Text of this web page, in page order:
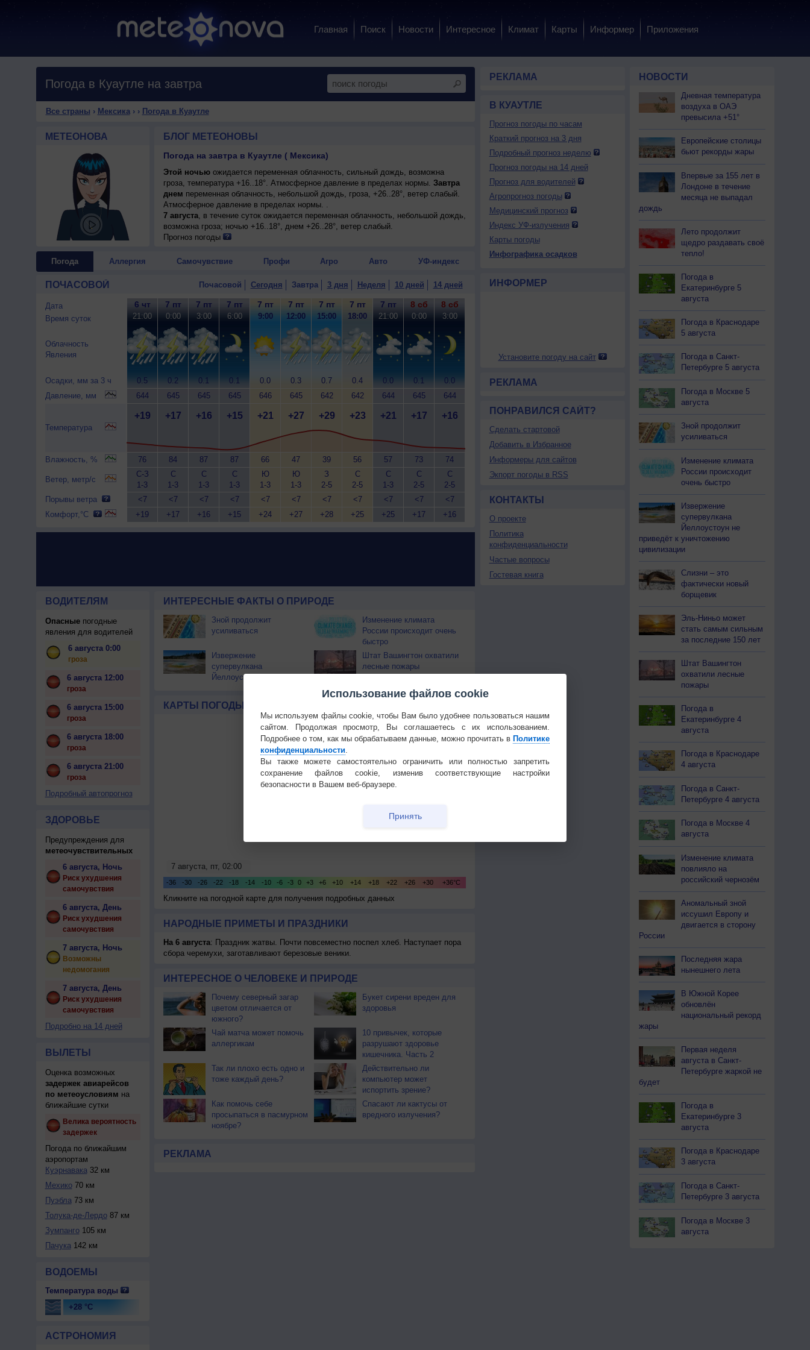
Главная Поиск Новости Интересное Климат Карты Информер Приложения
Погода в Куаутле на завтра
Все страны › Мексика› › Погода в Куаутле
МЕТЕОНОВА БЛОГ МЕТЕОНОВЫ
Погода на завтра в Куаутле ( Мексика)
Этой ночьюожидается переменная облачность, сильный дождь, возможна
гроза, температура +16..18°. Атмосферное давление в пределах нормы. Завтра
днем переменная облачность, небольшой дождь, гроза, +26..28°, ветер слабый.
Атмосферное давление в пределах нормы. .
7 августа, в течение суток ожидается переменная облачность, небольшой дождь,
возможна гроза; ночью +16..18°, днем +26..28°, ветер слабый.
Прогноз погоды
Погода Аллергия Самочувствие Профи Агро Авто УФ-индекс
ПОЧАСОВОЙ Почасовой Сегодня Завтра 3 дня Неделя 10 дней 14 дней
Дата
Время суток
Облачность
Явления
Осадки, мм за 3 ч
Давление, мм
Температура
Влажность, %
Ветер, метр/с
Порывы ветра
Комфорт,°C
6 чт
21:00
0.5
644
+19
76
С-З
1-3
<7
+19
7 пт
0:00
0.2
645
+17
84
С
1-3
<7
+17
7 пт
3:00
0.1
645
+16
87
С
1-3
<7
+16
7 пт
6:00
0.1
645
+15
87
С
1-3
<7
+15
7 пт
9:00
0.0
646
+21
66
Ю
1-3
<7
+24
7 пт
12:00
0.3
645
+27
47
Ю
1-3
<7
+27
7 пт
15:00
0.7
642
+29
39
З
2-5
<7
+28
7 пт
18:00
0.4
642
+23
56
С
2-5
<7
+25
7 пт
21:00
0.0
644
+21
57
С
1-3
<7
+25
8 сб
0:00
0.1
645
+17
73
С
2-5
<7
+17
8 сб
3:00
0.0
644
+16
74
С
2-5
<7
+16
ВОДИТЕЛЯМ
Опасныепогодные
явления для водителей
6 августа 0:00
гроза
6 августа 12:00
гроза
6 августа 15:00
гроза
6 августа 18:00
гроза
6 августа 21:00
гроза
Подробный автопрогноз
ЗДОРОВЬЕ
Предупреждения для
метеочувствительных
6 августа, Ночь
Риск ухудшения
самочувствия
6 августа, День
Риск ухудшения
самочувствия
7 августа, Ночь
Возможны
недомогания
7 августа, День
Риск ухудшения
самочувствия
Подробно на 14 дней
ВЫЛЕТЫ
Оценка возможных
задержек авиарейсов
по метеоусловиям на
ближайшие сутки
Велика вероятность
задержек
Погода по ближайшим
аэропортам
Куэрнавака32 км
Мехико70 км
Пуэбла73 км
Толука-де-Лердо87 км
Зумпанго105 км
Пачука142 км
ВОДОЕМЫ
Температура воды
+28 °C
АСТРОНОМИЯ
ИНТЕРЕСНЫЕ ФАКТЫ О ПРИРОДЕ
Зной продолжит
усиливаться
Изменение климата
России происходит очень
быстро
Извержение
супервулкана
Йеллоустоун не приведёт
Штат Вашингтон охватили
лесные пожары
КАРТЫ ПОГОДЫ
Кликните на погодной карте для получения подробных данных
НАРОДНЫЕ ПРИМЕТЫ И ПРАЗДНИКИ
На 6 августа: Праздник жатвы. Почти повсеместно поспел хлеб. Наступает пора
сбора черемухи, заготавливают березовые веники.
ИНТЕРЕСНОЕ О ЧЕЛОВЕКЕ И ПРИРОДЕ
Почему северный загар
цветом отличается от
южного?
Букет сирени вреден для
здоровья
Чай матча может помочь
аллергикам
10 привычек, которые
разрушают здоровье
кишечника. Часть 2
Так ли плохо есть одно и
тоже каждый день?
Действительно ли
компьютер может
испортить зрение?
Как помочь себе
просыпаться в пасмурном
ноябре?
Спасают ли кактусы от
вредного излучения?
РЕКЛАМА
РЕКЛАМА
В КУАУТЛЕ
Прогноз погоды по часам
Краткий прогноз на 3 дня
Подробный прогноз неделю
Прогноз погоды на 14 дней
Прогноз для водителей
Агропрогноз погоды
Медицинский прогноз
Индекс УФ-излучения
Карты погоды
Инфографика осадков
ИНФОРМЕР
Установите погоду на сайт
РЕКЛАМА
ПОНРАВИЛСЯ САЙТ?
Сделать стартовой
Добавить в Избранное
Информеры для сайтов
Экпорт погоды в RSS
КОНТАКТЫ
О проекте
Политика
конфиденциальности
Частые вопросы
Гостевая книга
НОВОСТИ
Дневная температура
воздуха в ОАЭ
превысила +51°
Европейские столицы
бьют рекорды жары
Впервые за 155 лет в
Лондоне в течение
месяца не выпадал
дождь
Лето продолжит
щедро раздавать своё
тепло!
Погода в
Екатеринбурге 5
августа
Погода в Краснодаре
5 августа
Погода в Санкт-
Петербурге 5 августа
Погода в Москве 5
августа
Зной продолжит
усиливаться
Изменение климата
России происходит
очень быстро
Извержение
супервулкана
Йеллоустоун не
приведёт к уничтожению
цивилизации
Слизни – это
фактически новый
борщевик
Эль-Ниньо может
стать самым сильным
за последние 150 лет
Штат Вашингтон
охватили лесные
пожары
Погода в
Екатеринбурге 4
августа
Погода в Краснодаре
4 августа
Погода в Санкт-
Петербурге 4 августа
Погода в Москве 4
августа
Изменение климата
повлияло на
российский чернозём
Аномальный зной
иссушил Европу и
двигается в сторону
России
Последняя жара
нынешнего лета
В Южной Корее
обновлён
национальный рекорд
жары
Первая неделя
августа в Санкт-
Петербурге жаркой не
будет
Погода в
Екатеринбурге 3
августа
Погода в Краснодаре
3 августа
Погода в Санкт-
Петербурге 3 августа
Погода в Москве 3
августа
Использование файлов cookie
Мы используем файлы cookie, чтобы Вам было удобнее пользоваться нашим
сайтом. Продолжая просмотр, Вы соглашаетесь с их использованием.
Подробнее о том, как мы обрабатываем данные, можно прочитать в Политике
конфиденциальности.
Вы также можете самостоятельно ограничить или полностью запретить
сохранение файлов cookie, изменив соответствующие настройки
безопасности в Вашем веб-браузере.
Принять